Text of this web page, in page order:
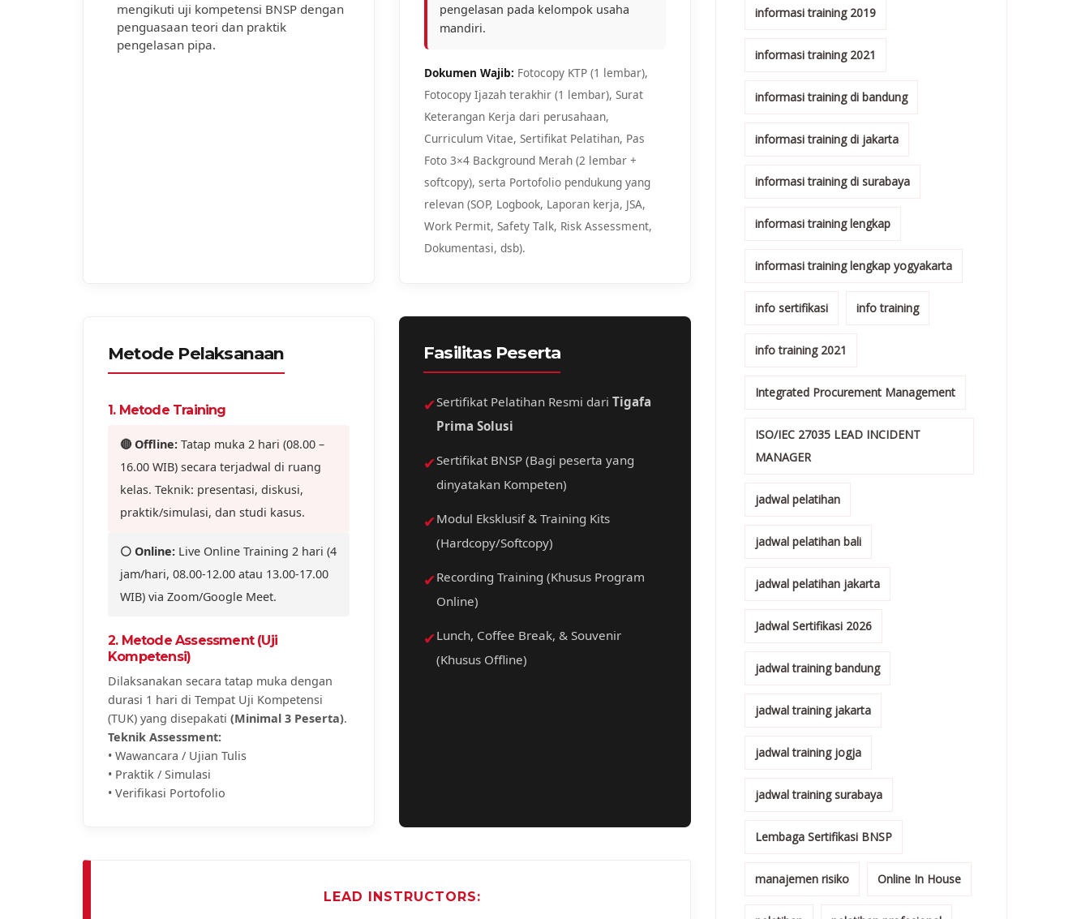
mengikuti uji kompetensi BNSP dengan
penguasaan teori dan praktik
pengelasan pipa.
pengelasan pada kelompok usaha
mandiri.
Dokumen Wajib: Fotocopy KTP (1 lembar),
Fotocopy Ijazah terakhir (1 lembar), Surat
Keterangan Kerja dari perusahaan,
Curriculum Vitae, Sertifikat Pelatihan, Pas
Foto 3×4 Background Merah (2 lembar +
softcopy), serta Portofolio pendukung yang
relevan (SOP, Logbook, Laporan kerja, JSA,
Work Permit, Safety Talk, Risk Assessment,
Dokumentasi, dsb).
Metode Pelaksanaan
1. Metode Training
🔴 Offline: Tatap muka 2 hari (08.00 –
16.00 WIB) secara terjadwal di ruang
kelas. Teknik: presentasi, diskusi,
praktik/simulasi, dan studi kasus.
⚪ Online: Live Online Training 2 hari (4
jam/hari, 08.00-12.00 atau 13.00-17.00
WIB) via Zoom/Google Meet.
2. Metode Assessment (Uji
Kompetensi)
Dilaksanakan secara tatap muka dengan
durasi 1 hari di Tempat Uji Kompetensi
(TUK) yang disepakati (Minimal 3 Peserta).
Teknik Assessment:
• Wawancara / Ujian Tulis
• Praktik / Simulasi
• Verifikasi Portofolio
Fasilitas Peserta
✔Sertifikat Pelatihan Resmi dari Tigafa
Prima Solusi
✔Sertifikat BNSP (Bagi peserta yang
dinyatakan Kompeten)
✔Modul Eksklusif & Training Kits
(Hardcopy/Softcopy)
✔Recording Training (Khusus Program
Online)
✔Lunch, Coffee Break, & Souvenir
(Khusus Offline)
LEAD INSTRUCTORS:
informasi training 2019
informasi training 2021
informasi training di bandung
informasi training di jakarta
informasi training di surabaya
informasi training lengkap
informasi training lengkap yogyakarta
info sertifikasi info training
info training 2021
Integrated Procurement Management
ISO/IEC 27035 LEAD INCIDENT
MANAGER
jadwal pelatihan
jadwal pelatihan bali
jadwal pelatihan jakarta
Jadwal Sertifikasi 2026
jadwal training bandung
jadwal training jakarta
jadwal training jogja
jadwal training surabaya
Lembaga Sertifikasi BNSP
manajemen risiko Online In House